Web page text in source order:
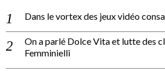
Dans le vortex des jeux vidéo
On a parlé Dolce Vita et lutte des
Femminielli